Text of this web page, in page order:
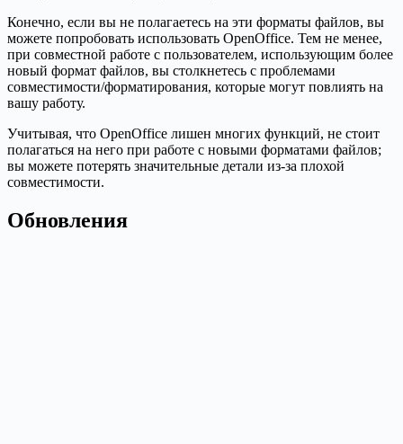
Конечно, если вы не полагаетесь на эти форматы файлов, вы
можете попробовать использовать OpenOffice. Тем не менее,
при совместной работе с пользователем, использующим более
новый формат файлов, вы столкнетесь с проблемами
совместимости/форматирования, которые могут повлиять на
вашу работу.
Учитывая, что OpenOffice лишен многих функций, не стоит
полагаться на него при работе с новыми форматами файлов;
вы можете потерять значительные детали из-за плохой
совместимости.
Обновления